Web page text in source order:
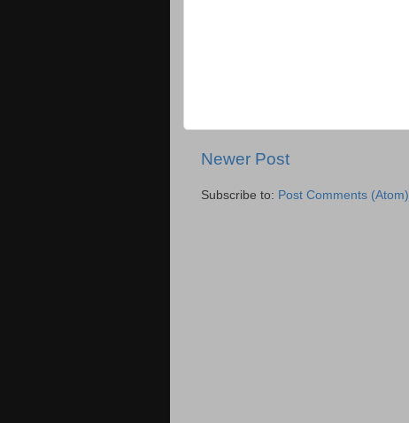
Newer Post
Subscribe to: Post Comments (Atom)